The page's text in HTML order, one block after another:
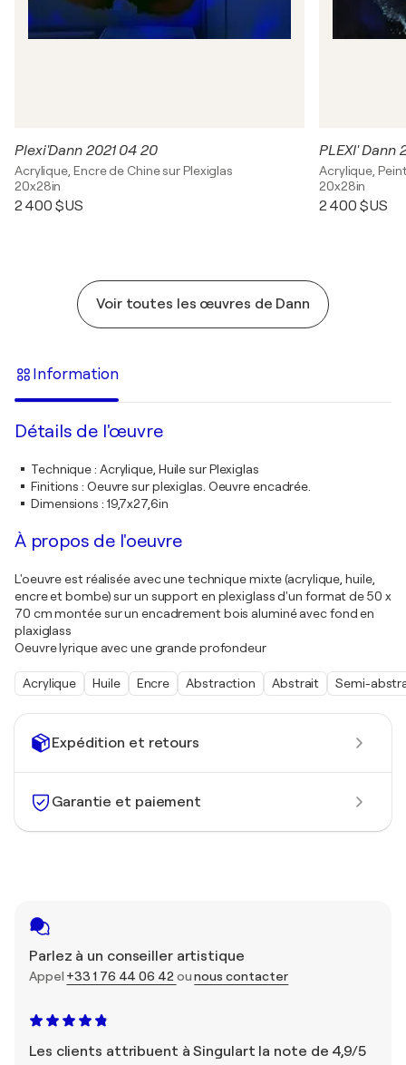
Expédition et retours
Garantie et paiement
Parlez à un conseiller artistique
Appel +33 1 76 44 06 42 ounous contacter
Les clients attribuent à Singulart la note de 4,9/5
Plexi'Dann 2021 04 20
Acrylique, Encre de Chine sur Plexiglas
20x28in
2 400 $US
PLEXI' Dann
Acrylique,
20x28in
2 400 $US
Voir toutes les œuvres de Dann
Information
Détails de l'œuvre
Technique: Acrylique, Huile sur Plexiglas
Finitions : Oeuvre sur plexiglas. Oeuvre encadrée.
Dimensions : 19,7x27,6in
À propos de l'oeuvre
L'oeuvre est réalisée avec une technique mixte (acrylique, huile,
encre et bombe) sur un support en plexiglass d'un format de 50 x
70 cm montée sur un encadrement bois aluminé avec fond en
plaxiglass
Oeuvre lyrique avec une grande profondeur
Acrylique Huile Encre Abstraction Abstrait Semi-